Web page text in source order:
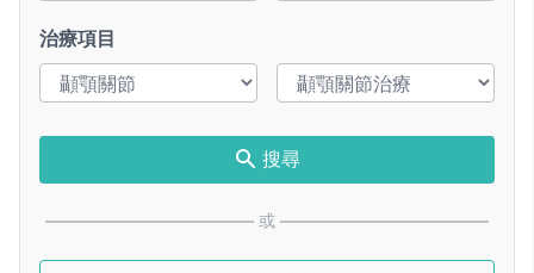
治療項目
搜尋
或